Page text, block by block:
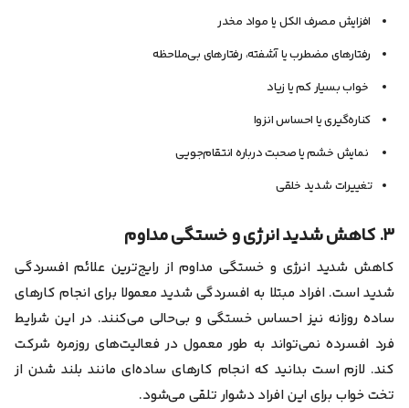
افزایش مصرف الکل یا مواد مخدر
رفتارهای مضطرب یا آشفته، رفتارهای بی‌ملاحظه
خواب بسیار کم یا زیاد
کناره‌گیری یا احساس انزوا
نمایش خشم یا صحبت درباره انتقام‌جویی
تغییرات شدید خلقی
۳. کاهش شدید انرژی و خستگی مداوم
کاهش شدید انرژی و خستگی مداوم از رایج‌ترینعلائم افسردگی
شدیداست. افراد مبتلا به افسردگی شدید معمولا برای انجام کارهای
ساده روزانه نیز احساس خستگی و بی‌حالی می‌کنند. در این شرایط
فرد افسرده نمی‌تواند به طور معمول در فعالیت‌های روزمره شرکت
کند. لازم است بدانید که انجام کارهای ساده‌ای مانند بلند شدن از
تخت خواب برای این افراد دشوار تلقی می‌شود.